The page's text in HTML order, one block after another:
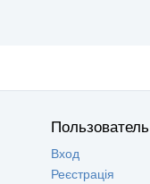
Пользователь
Вход
Реєстрація